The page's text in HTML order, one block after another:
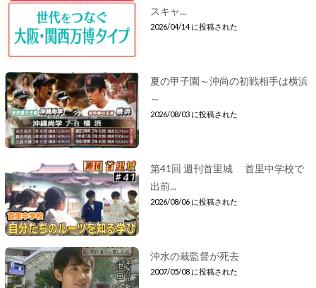
スキャ...
2026/04/14 に投稿された
夏の甲子園～沖尚の初戦相手は横浜
～
2026/08/03 に投稿された
第41回 週刊首里城 首里中学校で
出前...
2026/08/06 に投稿された
沖水の栽監督が死去
2007/05/08 に投稿された